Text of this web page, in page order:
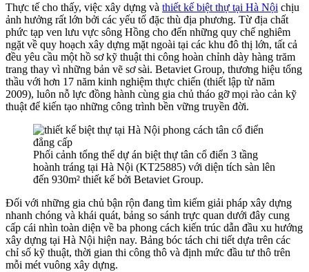
Thực tế cho thấy, việc xây dựng và thiết kế biệt thự tại Hà Nội chịu
ảnh hưởng rất lớn bởi các yếu tố đặc thù địa phương. Từ địa chất
phức tạp ven lưu vực sông Hồng cho đến những quy chế nghiêm
ngặt về quy hoạch xây dựng mặt ngoài tại các khu đô thị lớn, tất cả
đều yêu cầu một hồ sơ kỹ thuật thi công hoàn chỉnh dày hàng trăm
trang thay vì những bản vẽ sơ sài. Betaviet Group, thương hiệu tổng
thầu với hơn 17 năm kinh nghiệm thực chiến (thiết lập từ năm
2009), luôn nỗ lực đồng hành cùng gia chủ tháo gỡ mọi rào cản kỹ
thuật để kiến tạo những công trình bền vững truyền đời.
Phối cảnh tổng thể dự án biệt thự tân cổ điển 3 tầng
hoành tráng tại Hà Nội (KT25885) với diện tích sàn lên
đến 930m² thiết kế bởi Betaviet Group.
Đối với những gia chủ bận rộn đang tìm kiếm giải pháp xây dựng
nhanh chóng và khái quát, bảng so sánh trực quan dưới đây cung
cấp cái nhìn toàn diện về ba phong cách kiến trúc dẫn đầu xu hướng
xây dựng tại Hà Nội hiện nay. Bảng bóc tách chi tiết dựa trên các
chỉ số kỹ thuật, thời gian thi công thô và định mức đầu tư thô trên
mỗi mét vuông xây dựng.